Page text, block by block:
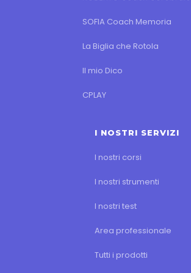
SOFIA Coach Memoria
La Biglia che Rotola
Il mio Dico
CPLAY
I NOSTRI SERVIZI
I nostri corsi
I nostri strumenti
I nostri test
Area professionale
Tutti i prodotti